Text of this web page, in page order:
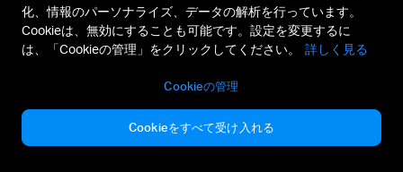
化、情報のパーソナライズ、データの解析を行っています。
Cookieは、無効にすることも可能です。設定を変更するに
は、「Cookieの管理」をクリックしてください。
詳しく見る
Cookieの管理
Cookieをすべて受け入れる